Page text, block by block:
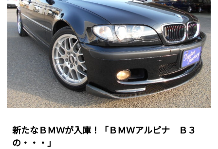
新たなＢＭＷが入庫！「ＢＭＷアルピナ Ｂ３
の・・・」